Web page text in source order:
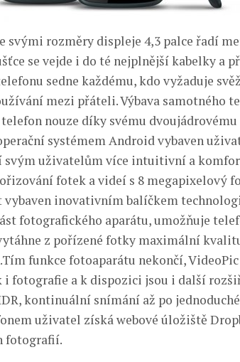
svými rozměry displeje 4,3 palce řadí
se vejde i do té nejplnější kabelky a
sedne každému, kdo vyžaduje
mezi přáteli. Výbava samotného
nouze díky svému dvoujádrovému
systémem Android vybaven
uživatelům více intuitivní a
fotek a videí s 8 megapixelový
inovativním balíčkem
fotografického aparátu, umožňuje
z pořízené fotky maximální
funkce fotoaparátu nekončí, VideoPic
i fotografie a k dispozici jsou i další
kontinuální snímání až po
uživatel získá webové úložiště
fotografií.